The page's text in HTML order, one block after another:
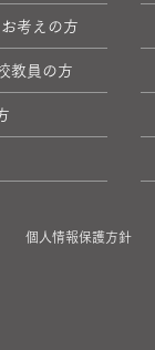
考えの方
教員の方
個人情報保護方針